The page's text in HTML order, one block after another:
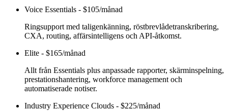
Voice Essentials - $105/månad
Ringsupport med taligenkänning, röstbrevlådetranskribering,
CXA, routing, affärsintelligens och API-åtkomst.
Elite - $165/månad
Allt från Essentials plus anpassade rapporter, skärminspelning,
prestationshantering, workforce management och
automatiserade notiser.
Industry Experience Clouds - $225/månad